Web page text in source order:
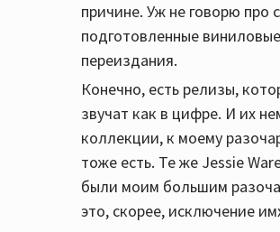
причине. Уж не говорю про
подготовленные
переиздания.
Конечно, есть релизы,
звучат как в цифре. И их
коллекции, к моему
тоже есть. Те же Jessie
были моим большим
это, скорее, исключение